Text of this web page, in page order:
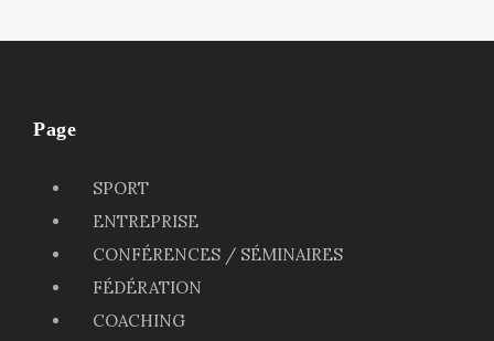
Page
SPORT
ENTREPRISE
CONFÉRENCES / SÉMINAIRES
FÉDÉRATION
COACHING